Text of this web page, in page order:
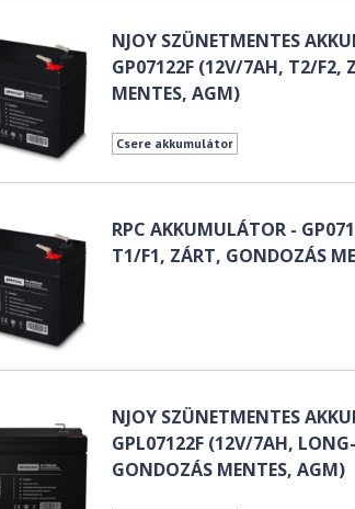
NJOY SZÜNETMENTES
GP07122F (12V/7AH, T2/F2,
MENTES, AGM)
Csere akkumulátor
RPC AKKUMULÁTOR -
T1/F1, ZÁRT, GONDOZÁS
NJOY SZÜNETMENTES
GPL07122F (12V/7AH,
GONDOZÁS MENTES, AGM)